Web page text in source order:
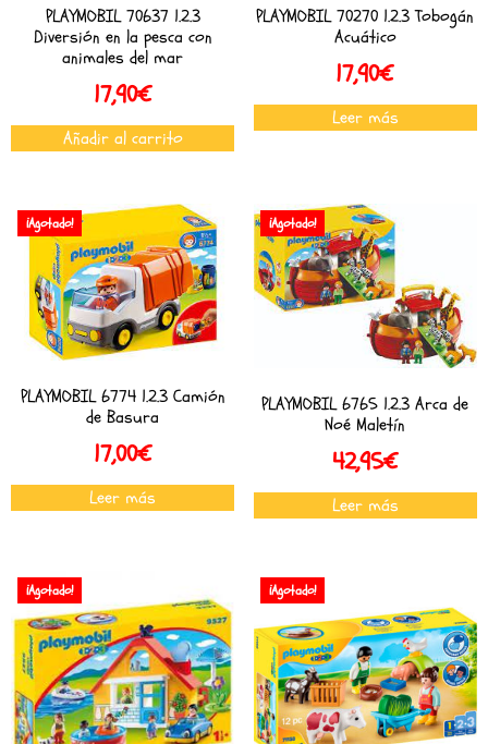
PLAYMOBIL 70637 1.2.3
Diversión en la pesca con
animales del mar
17,90€
Añadir al carrito
PLAYMOBIL 70270 1.2.3 Tobogán
Acuático
17,90€
Leer más
¡Agotado!
PLAYMOBIL 6774 1.2.3 Camión
de Basura
17,00€
Leer más
¡Agotado!
PLAYMOBIL 6765 1.2.3 Arca de
Noé Maletín
42,95€
Leer más
¡Agotado! ¡Agotado!